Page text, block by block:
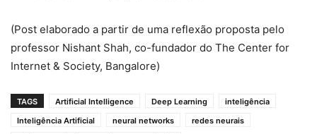
(Post elaborado a partir de uma reflexão proposta pelo
professor Nishant Shah, co-fundador do The Center for
Internet & Society, Bangalore)
TAGS Artificial Intelligence Deep Learning
inteligência
Inteligência Artificial
neural networks
redes neurais